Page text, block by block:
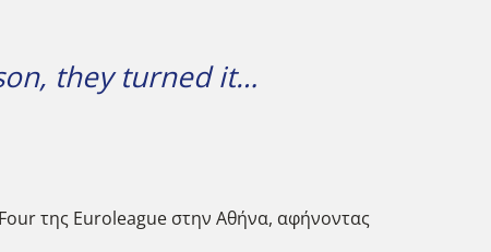
they turned it…
της Euroleague στην Αθήνα, αφήνοντας